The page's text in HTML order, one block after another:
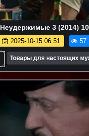
Неудержимые 3 (2014)
2025-10-15 06:51
Товары для настоящих